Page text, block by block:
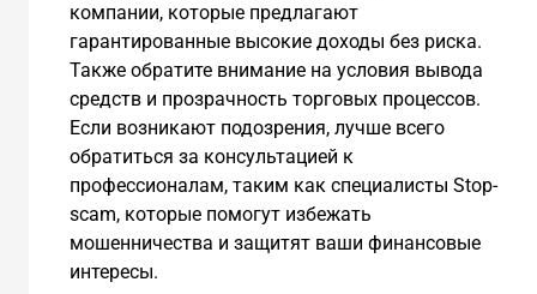
компании, которые предлагают
гарантированные высокие доходы без риска.
Также обратите внимание на условия вывода
средств и прозрачность торговых процессов.
Если возникают подозрения, лучше всего
обратиться за консультацией к
профессионалам, таким как специалисты Stop-
scam, которые помогут избежать
мошенничества и защитят ваши финансовые
интересы.